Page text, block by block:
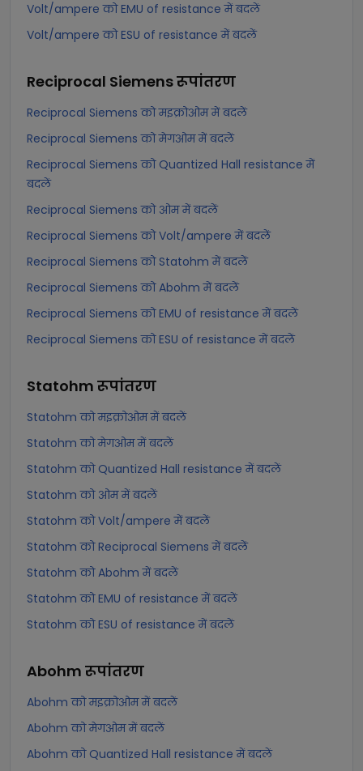
Volt/ampere को EMU of resistance में बदलें
Volt/ampere को ESU of resistance में बदलें
Reciprocal Siemensरूपांतरण
Reciprocal Siemens को मइक्रोओम में बदलें
Reciprocal Siemens को मेगओम में बदलें
Reciprocal Siemens को Quantized Hall resistance में
बदलें
Reciprocal Siemens को ओम में बदलें
Reciprocal Siemens को Volt/ampere में बदलें
Reciprocal Siemens को Statohm में बदलें
Reciprocal Siemens को Abohm में बदलें
Reciprocal Siemens को EMU of resistance में बदलें
Reciprocal Siemens को ESU of resistance में बदलें
Statohm रूपांतरण
Statohm को मइक्रोओम में बदलें
Statohm को मेगओम में बदलें
Statohm को Quantized Hall resistance में बदलें
Statohm को ओम में बदलें
Statohm को Volt/ampere में बदलें
Statohm को Reciprocal Siemens में बदलें
Statohm को Abohm में बदलें
Statohm को EMU of resistance में बदलें
Statohm को ESU of resistance में बदलें
Abohm रूपांतरण
Abohm को मइक्रोओम में बदलें
Abohm को मेगओम में बदलें
Abohm को Quantized Hall resistance में बदलें